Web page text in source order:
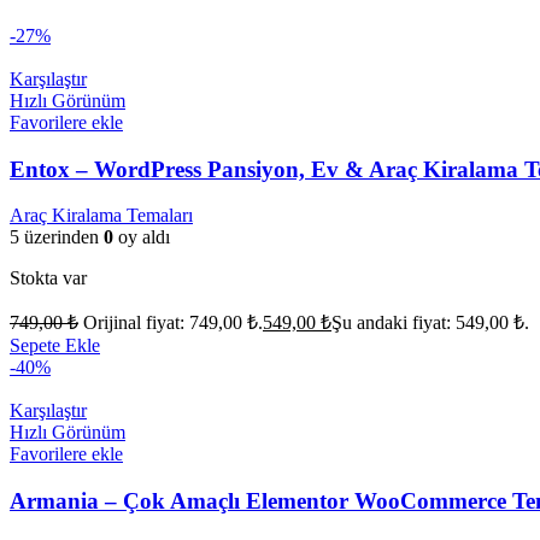
-27%
Karşılaştır
Hızlı Görünüm
Favorilere ekle
Entox – WordPress Pansiyon, Ev & Araç Kiralama
Araç Kiralama Temaları
5 üzerinden 0 oy aldı
Stokta var
749,00₺ Orijinal fiyat: 749,00 ₺.549,00 ₺Şu andaki fiyat: 549,00 ₺.
Sepete Ekle
-40%
Karşılaştır
Hızlı Görünüm
Favorilere ekle
Armania – Çok Amaçlı Elementor WooCommerce